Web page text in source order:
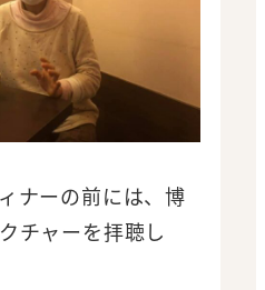
ナーの前には、博
チャーを拝聴し